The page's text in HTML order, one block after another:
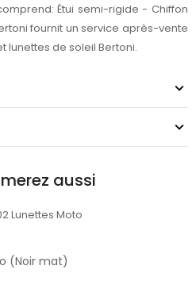
Étui semi-rigide - Chiffon
fournit un service après-vente
lunettes de soleil Bertoni.
aussi
(Noir mat)